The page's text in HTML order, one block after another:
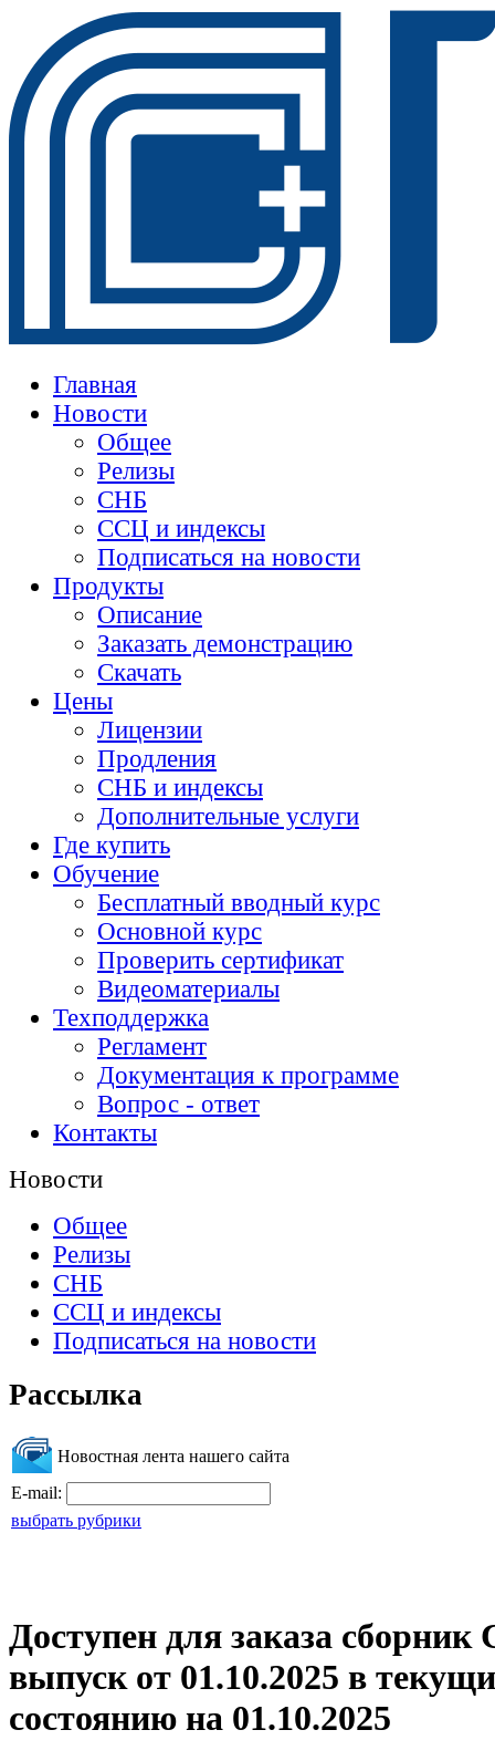
Главная
Новости
Общее
Релизы
СНБ
ССЦ и индексы
Подписаться на новости
Продукты
Описание
Заказать демонстрацию
Скачать
Цены
Лицензии
Продления
СНБ и индексы
Дополнительные услуги
Где купить
Обучение
Бесплатный вводный курс
Основной курс
Проверить сертификат
Видеоматериалы
Техподдержка
Регламент
Документация к программе
Вопрос - ответ
Контакты
Новости
Общее
Релизы
СНБ
ССЦ и индексы
Подписаться на новости
Рассылка
Новостная лента нашего сайта
E-mail:
выбрать рубрики
Доступен для заказа сборник
выпуск от 01.10.2025 в
состоянию на 01.10.2025